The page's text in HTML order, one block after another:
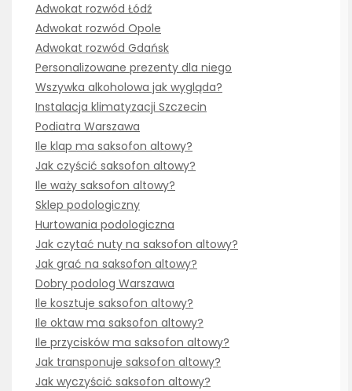
Adwokat rozwód Łódź
Adwokat rozwód Opole
Adwokat rozwód Gdańsk
Personalizowane prezenty dla niego
Wszywka alkoholowa jak wygląda?
Instalacja klimatyzacji Szczecin
Podiatra Warszawa
Ile klap ma saksofon altowy?
Jak czyścić saksofon altowy?
Ile waży saksofon altowy?
Sklep podologiczny
Hurtowania podologiczna
Jak czytać nuty na saksofon altowy?
Jak grać na saksofon altowy?
Dobry podolog Warszawa
Ile kosztuje saksofon altowy?
Ile oktaw ma saksofon altowy?
Ile przycisków ma saksofon altowy?
Jak transponuje saksofon altowy?
Jak wyczyścić saksofon altowy?